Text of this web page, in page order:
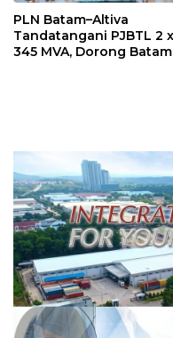
PLN Batam–Altiva
Tandatangani PJBTL 2 x
345 MVA, Dorong Batam